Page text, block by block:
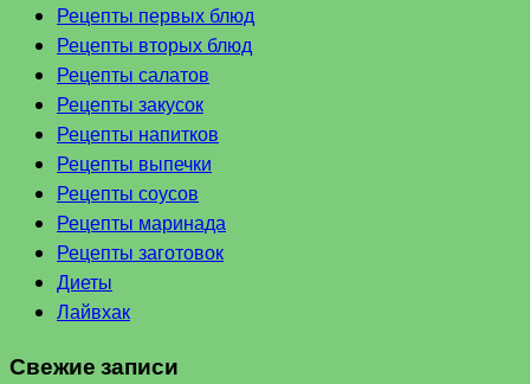
Рецепты первых блюд
Рецепты вторых блюд
Рецепты салатов
Рецепты закусок
Рецепты напитков
Рецепты выпечки
Рецепты соусов
Рецепты маринада
Рецепты заготовок
Диеты
Лайвхак
Свежие записи